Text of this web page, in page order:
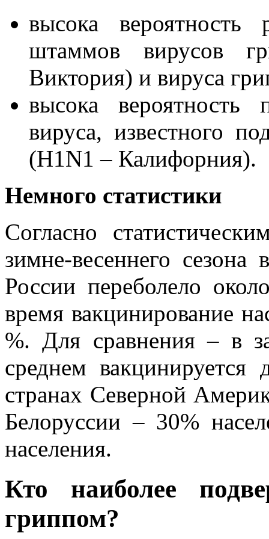
высока вероятность
штаммов вирусов
Виктория) и вируса
высока вероятность
вируса, известного
(Н1N1 – Калифорния).
Немного статистики
Согласно
зимне-весеннего
России переболело
время вакцинирование
%. Для сравнения – в
среднем
странах Северной
Белоруссии – 30%
населения.
Кто наиболее
гриппом?